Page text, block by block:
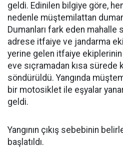
geldi. Edinilen bilgiye göre,
nedenle müştemilattan
Dumanları fark eden mahalle
adrese itfaiye ve jandarma
yerine gelen itfaiye
eve sıçramadan kısa sürede
söndürüldü. Yangında
bir motosiklet ile eşyalar
geldi.
Yangının çıkış sebebinin
başlatıldı.